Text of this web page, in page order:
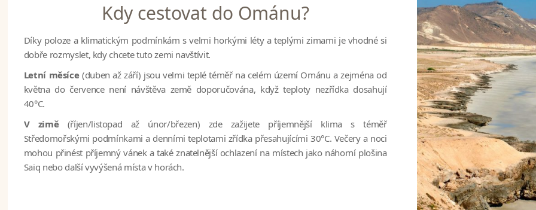
Kdy cestovat do Ománu?
Díky poloze a klimatickým podmínkám s velmi horkými léty a teplými zimami je vhodné si
dobře rozmyslet, kdy chcete tuto zemi navštívit.
Letní měsíce(duben až září) jsou velmi teplé téměř na celém území Ománu a zejména od
května do července není návštěva země doporučována, když teploty nezřídka dosahují
40°C.
V zimě(říjen/listopad až únor/březen) zde zažijete příjemnější klima s téměř
Středomořskými podmínkami a denními teplotami zřídka přesahujícími 30°C. Večery a noci
mohou přinést příjemný vánek a také znatelnější ochlazení na místech jako náhorní plošina
Saiq nebo další vyvýšená místa v horách.